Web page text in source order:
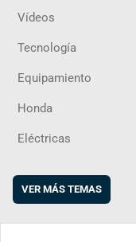
Vídeos
Tecnología
Equipamiento
Honda
Eléctricas
VER MÁS TEMAS